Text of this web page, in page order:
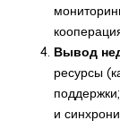
Вывод
ресурсы
и